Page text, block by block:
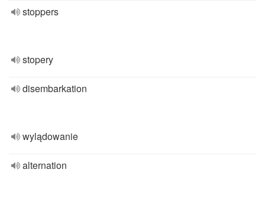
stoppers
stopery
disembarkation
wylądowanie
alternation